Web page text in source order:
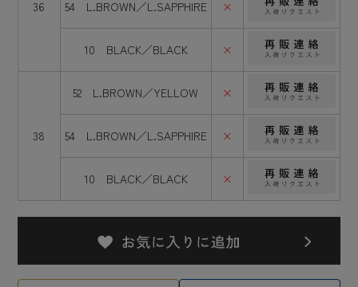
36 54 L.BROWN／L.SAPPHIRE ×
10 BLACK／BLACK ×
38
52 L.BROWN／YELLOW ×
54 L.BROWN／L.SAPPHIRE ×
10 BLACK／BLACK ×